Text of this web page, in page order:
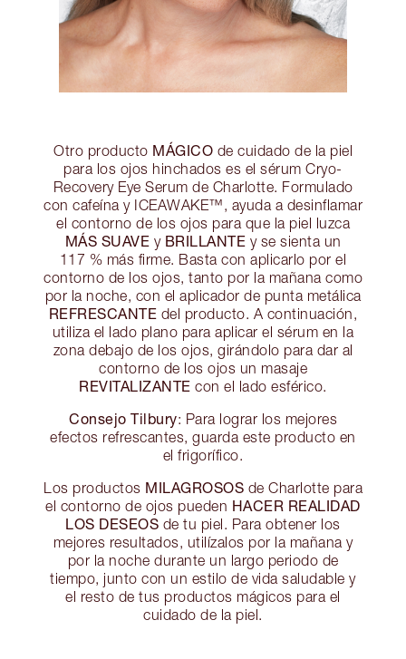
Otro producto MÁGICO de cuidado de la piel
para los ojos hinchados es el sérum Cryo-
Recovery Eye Serum de Charlotte. Formulado
con cafeína y ICEAWAKE™, ayuda a desinflamar
el contorno de los ojos para que la piel luzca
MÁS SUAVE y BRILLANTE y se sienta un
117 % más firme. Basta con aplicarlo por el
contorno de los ojos, tanto por la mañana como
por la noche, con el aplicador de punta metálica
REFRESCANTE del producto. A continuación,
utiliza el lado plano para aplicar el sérum en la
zona debajo de los ojos, girándolo para dar al
contorno de los ojos un masaje
REVITALIZANTE con el lado esférico.
Consejo Tilbury: Para lograr los mejores
efectos refrescantes, guarda este producto en
el frigorífico.
Los productos MILAGROSOS de Charlotte para
el contorno de ojos pueden HACER REALIDAD
LOS DESEOS de tu piel. Para obtener los
mejores resultados, utilízalos por la mañana y
por la noche durante un largo periodo de
tiempo, junto con un estilo de vida saludable y
el resto de tus productos mágicos para el
cuidado de la piel.